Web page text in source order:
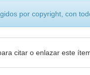
por copyright, con
citar o enlazar este